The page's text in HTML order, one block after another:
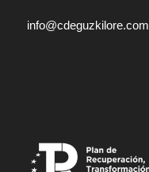
info@cdeguzkilore.com